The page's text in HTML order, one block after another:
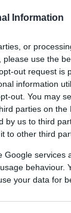
Information
or
use the
out request is
information
out. You may
parties on the
by us to third
to other third
services
behaviour.
your data for
e la
Le
1,8 MB di
ben 18 GB
di dati
correct: le